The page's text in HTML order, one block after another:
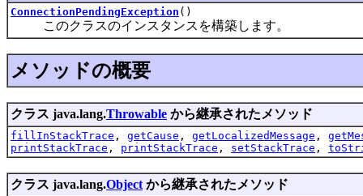
ConnectionPendingException ()
このクラスのインスタンスを構築します。
メソッドの概要
クラス java.lang.Throwable から継承されたメソッド
fillInStackTrace , getCause , getLocalizedMessage ,
printStackTrace , printStackTrace , setStackTrace ,
クラス java.lang.Object から継承されたメソッド